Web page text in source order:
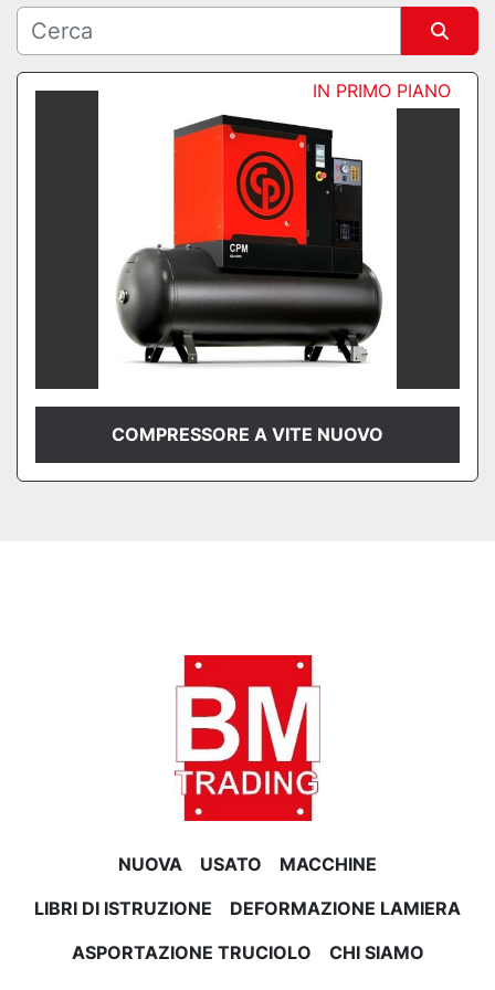
Ordina per IN PRIMO PIANO
COMPRESSORE A VITE NUOVO
NUOVA USATO
MACCHINE
LIBRI DI ISTRUZIONE
DEFORMAZIONE LAMIERA
ASPORTAZIONE TRUCIOLO
CHI SIAMO